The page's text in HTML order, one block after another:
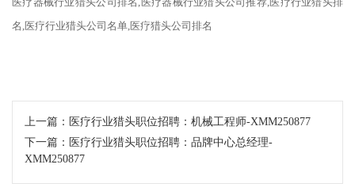
名 ,医疗行业猎头公司 名单,医疗猎头公司排名
上一篇： 医疗行业猎头职位招聘：机械工程师-XMM250877
下一篇： 医疗行业猎头职位招聘：品牌中心总经理-
XMM250877